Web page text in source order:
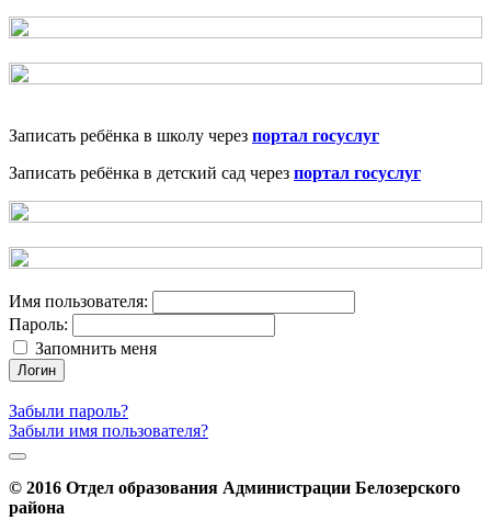
Записать ребёнка в школу через портал госуслуг
Записать ребёнка в детский сад через портал госуслуг
Имя пользователя:
Пароль:
Запомнить меня
Логин
Забыли пароль?
Забыли имя пользователя?
© 2016 Отдел образования Администрации Белозерского
района